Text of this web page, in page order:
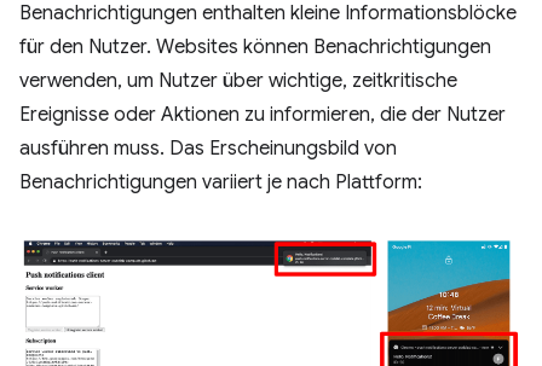
Benachrichtigungen enthalten kleine Informationsblöcke
für den Nutzer. Websites können Benachrichtigungen
verwenden, um Nutzer über wichtige, zeitkritische
Ereignisse oder Aktionen zu informieren, die der Nutzer
ausführen muss. Das Erscheinungsbild von
Benachrichtigungen variiert je nach Plattform: